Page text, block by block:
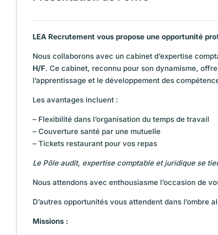
LEA Recrutement vous propose une opportunité
Nous collaborons avec un cabinet d’expertise
H/F. Ce cabinet, reconnu pour son dynamisme,
l’apprentissage et le développement des
Les avantages incluent :
– Flexibilité dans l’organisation du temps de travail
– Couverture santé par une mutuelle
– Tickets restaurant pour vos repas
Le Pôle audit, expertise comptableet juridique se
Nous attendons avec enthousiasme l’occasion de
D’autres opportunités vous attendent dans l’ombre
Missions :